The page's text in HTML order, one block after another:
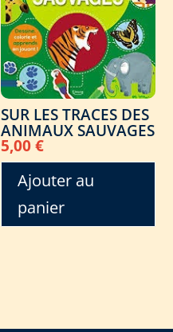
SUR LES TRACES DES
ANIMAUX SAUVAGES
5,00€
Ajouter au
panier